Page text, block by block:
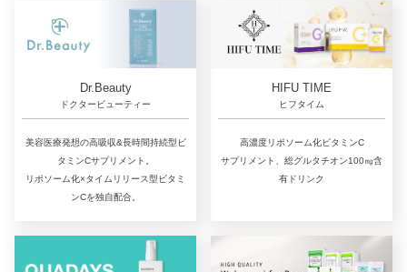
Dr.Beauty
ドクタービューティー
美容医療発想の高吸収&長時間持続型ビ
タミンCサプリメント。
リポソーム化×タイムリリース型ビタミ
ンCを独自配合。
HIFU TIME
ヒフタイム
高濃度リポソーム化ビタミンC
サプリメント、総グルタチオン100㎎含
有ドリンク